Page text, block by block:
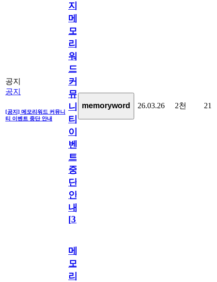
공지
공지
[공지] 메모리워드 커뮤니
티 이벤트 중단 안내
지]
메
모
리
워
드
커
뮤
니
티
이
벤
트
중
단
안
내
[31
memoryword 26.03.26 2천 21
메
모
리